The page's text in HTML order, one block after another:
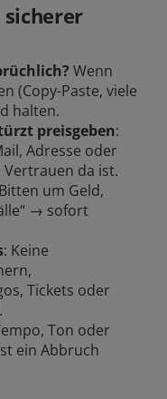
sicherer
Wenn
(Copy-Paste, viele
halten.
preisgeben:
Adresse oder
da ist.
um Geld,
→ sofort
: Keine
Tickets oder
Ton oder
ein Abbruch